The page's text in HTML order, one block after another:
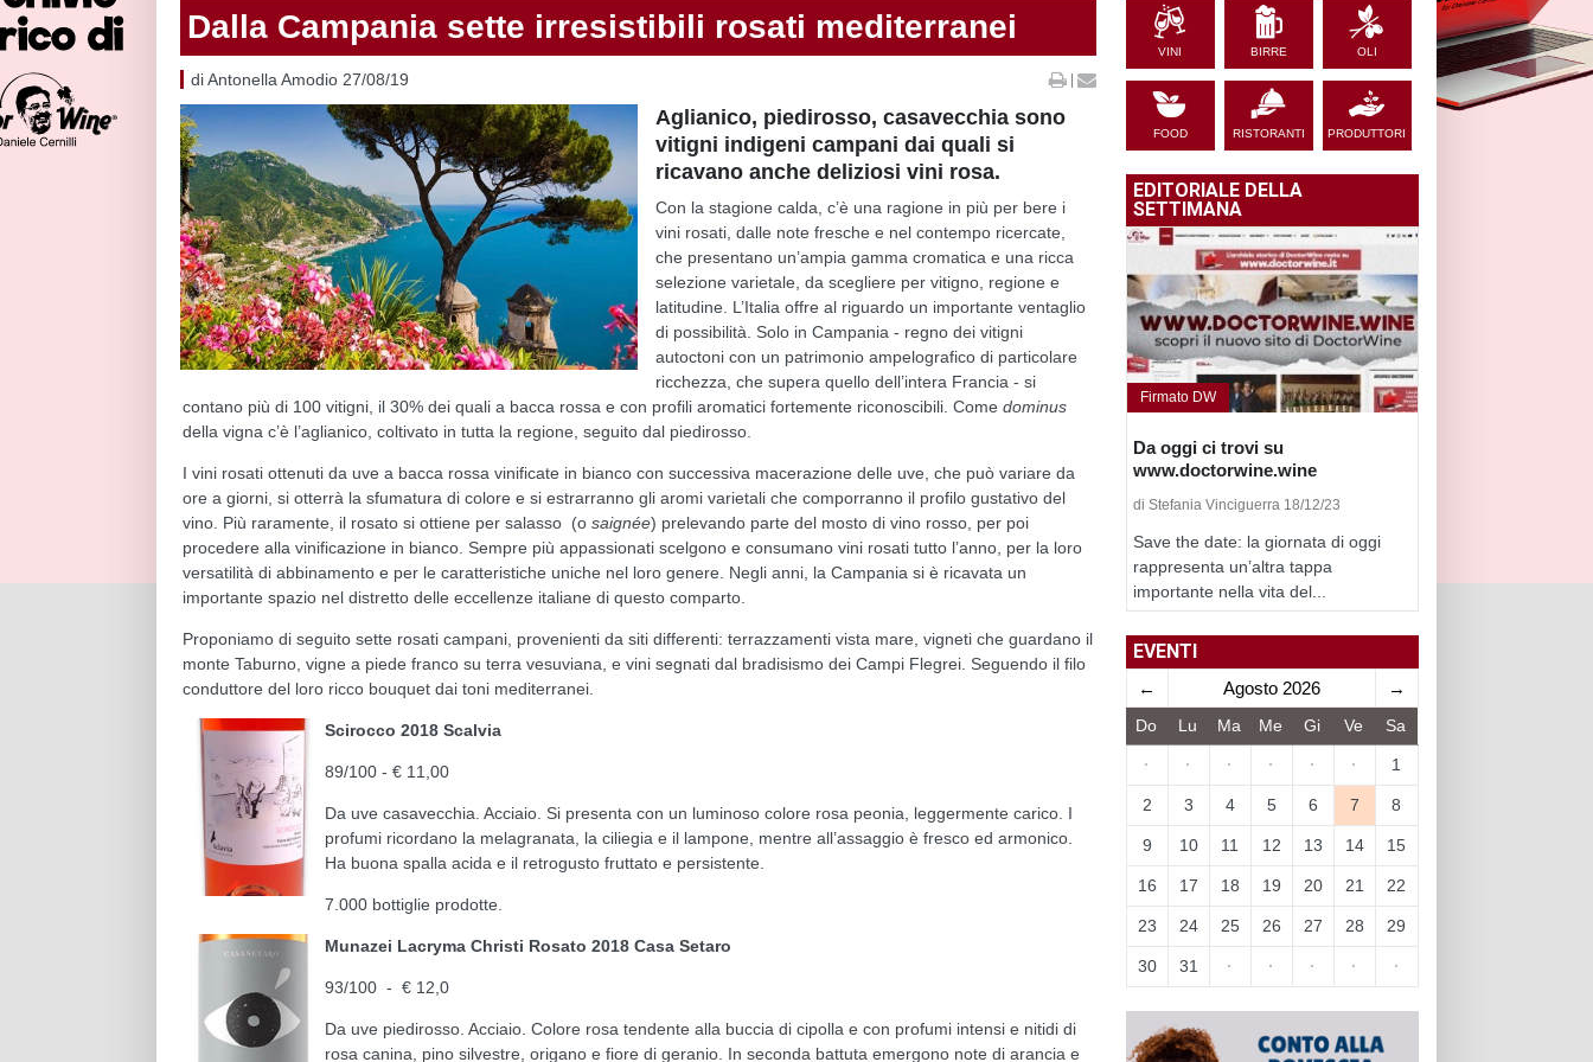
Dalla Campania sette irresistibili rosati mediterranei
di Antonella Amodio 27/08/19 |
Aglianico, piedirosso, casavecchia sono
vitigni indigeni campani dai quali si
ricavano anche deliziosi vini rosa.
Con la stagione calda, c’è una ragione in più per bere i
vini rosati, dalle note fresche e nel contempo ricercate,
che presentano un’ampia gamma cromatica e una ricca
selezione varietale, da scegliere per vitigno, regione e
latitudine. L’Italia offre al riguardo un importante ventaglio
di possibilità. Solo in Campania - regno dei vitigni
autoctoni con un patrimonio ampelografico di particolare
ricchezza, che supera quello dell’intera Francia - si
contano più di 100 vitigni, il 30% dei quali a bacca rossa e con profili aromatici fortemente riconoscibili. Come dominus
della vigna c’è l’aglianico, coltivato in tutta la regione, seguito dal piedirosso.
I vini rosati ottenuti da uve a bacca rossa vinificate in bianco con successiva macerazione delle uve, che può variare da
ore a giorni, si otterrà la sfumatura di colore e si estrarranno gli aromi varietali che comporranno il profilo gustativo del
vino. Più raramente, il rosato si ottiene per salasso (o saignée) prelevando parte del mosto di vino rosso, per poi
procedere alla vinificazione in bianco. Sempre più appassionati scelgono e consumano vini rosati tutto l’anno, per la loro
versatilità di abbinamento e per le caratteristiche uniche nel loro genere. Negli anni, la Campania si è ricavata un
importante spazio nel distretto delle eccellenze italiane di questo comparto.
Proponiamo di seguito sette rosati campani, provenienti da siti differenti: terrazzamenti vista mare, vigneti che guardano il
monte Taburno, vigne a piede franco su terra vesuviana, e vini segnati dal bradisismo dei Campi Flegrei. Seguendo il filo
conduttore del loro ricco bouquet dai toni mediterranei.
Scirocco 2018 Scalvia
89/100 - € 11,00
Da uve casavecchia. Acciaio. Si presenta con un luminoso colore rosa peonia, leggermente carico. I
profumi ricordano la melagranata, la ciliegia e il lampone, mentre all’assaggio è fresco ed armonico.
Ha buona spalla acida e il retrogusto fruttato e persistente.
7.000 bottiglie prodotte.
Munazei Lacryma Christi Rosato 2018 Casa Setaro
93/100 - € 12,0
Da uve piedirosso. Acciaio. Colore rosa tendente alla buccia di cipolla e con profumi intensi e nitidi di
rosa canina, pino silvestre, origano e fiore di geranio. In seconda battuta emergono note di arancia e
VINI BIRRE OLI
FOOD RISTORANTI PRODUTTORI
EDITORIALE DELLA
SETTIMANA
Firmato DW
Da oggi ci trovi su
www.doctorwine.wine
di Stefania Vinciguerra 18/12/23
Save the date: la giornata di oggi
rappresenta un’altra tappa
importante nella vita del...
EVENTI
← Agosto 2026 →
Do Lu Ma Me Gi Ve Sa
· · · · · · 1
2 3 4 5 6 7 8
9 10 11 12 13 14 15
16 17 18 19 20 21 22
23 24 25 26 27 28 29
30 31 · · · · ·